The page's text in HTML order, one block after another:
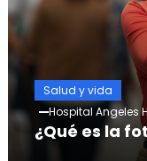
Salud y vida
Hospital Angeles
¿Qué es la